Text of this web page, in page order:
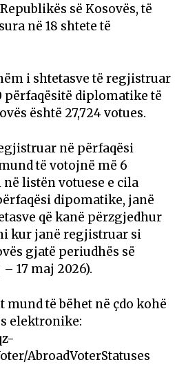
së Kosovës, të
në 18 shtete të
i shtetasve të regjistruar
përfaqësitë diplomatike të
është 27,724 votues.
në përfaqësi
të votojnë më 6
listën votuese e cila
dipomatike, janë
që kanë përzgjedhur
kur janë regjistruar si
gjatë periudhës së
17 maj 2026).
të bëhet në çdo kohë
elektronike:
AbroadVoterStatuses